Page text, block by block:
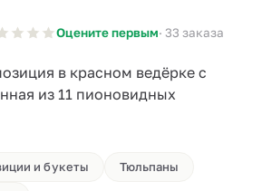
Оцените первым· 33 заказа
в красном ведёрке с
из 11 пионовидных
и букеты Тюльпаны